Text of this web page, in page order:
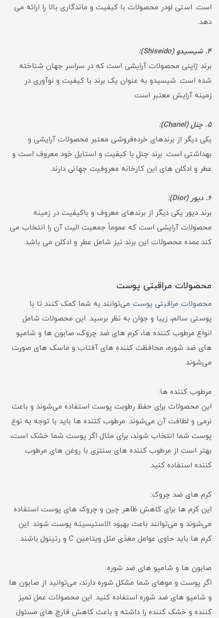
است. استی لودر محصولات با کیفیت و ماندگاری بالا را ارائه می
دهد.
4. شیسیدو (Shiseido):
برند ژاپنی محصولات آرایشی است که در سراسر جهان شناخته
شده است. شیسیدو به عنوان یک برند با کیفیت و نوآوری در
زمینه آرایش معتبر است.
5. چنل (Chanel):
یکی دیگر از برندهای خرده‌فروشی معتبر محصولات آرایشی و
بهداشتی است. برند چنل با کیفیت و استایل خود معروف است و
عطر و ادکلن های این کارخانه معروفیت جهانی دارند.
6. دیور (Dior):
برند دیور یکی دیگر از برندهای معروف و باکیفیت در زمینه
محصولات آرایشی است که عموماً جمعیت الیت آن را انتخاب می
کند.عمده محصولات این برند نیز شامل عطر و ادکلن می باشد.
محصولات مراقبتی پوست
محصولات مراقبتی پوست می‌توانند به شما کمک کنند تا با
پوستی سالم، زیبا و جوان به نظر برسید. این محصولات شامل
انواع مرطوب کننده ها، کرم های ضد چروک، صابون ها و شامپو
های ضد شوره، محافظت کننده های آفتاب و ماسک های صورت
می‌شوند.
مرطوب کننده ها:
این محصولات برای حفظ رطوبت پوست استفاده می‌شوند و باعث
نرمی و لطافت آن می‌شوند. مرطوب کننده ها باید با توجه به نوع
پوست شما انتخاب شوند، برای مثال اگر پوست شما خشک است،
بهتر است از مرطوب کننده های سنتزی با روغن های مرطوب
کننده استفاده کنید.
کرم های ضد چروک:
این کرم ها برای کاهش ظاهر چین و چروک های پوست استفاده
می‌شوند و می‌توانند باعث بهبود الاستیسیته پوست شوند. این
کرم ها باید حاوی عوامل مغذی مثل ویتامین C و رتینول باشند.
صابون ها و شامپو های ضد شوره:
اگر پوست و موهای شما مشکل شوره دارند، می‌توانید از صابون ها
و شامپو های ضد شوره استفاده کنید. این محصولات عمل تمیز
کننده و خشک کننده را داشته و باعث کاهش قارچ های مسئول